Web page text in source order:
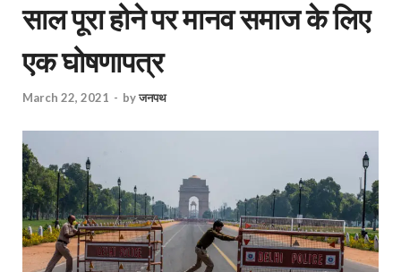
साल पूरा होने पर मानव समाज के लिए
एक घोषणापत्र
March 22, 2021 - byजनपथ